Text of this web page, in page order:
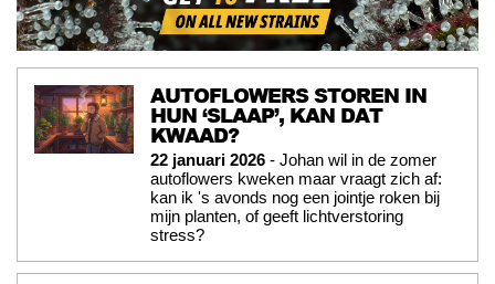
AUTOFLOWERS STOREN IN
HUN ‘SLAAP’, KAN DAT
KWAAD?
22 januari 2026 - Johan wil in de zomer
autoflowers kweken maar vraagt zich af:
kan ik 's avonds nog een jointje roken bij
mijn planten, of geeft lichtverstoring
stress?